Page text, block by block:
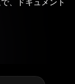
、ドキュメント